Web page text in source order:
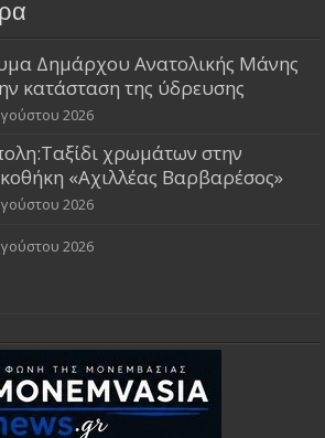
Δημάρχου Ανατολικής Μάνης
κατάσταση της ύδρευσης
2026
χρωμάτων στην
«Αχιλλέας Βαρβαρέσος»
2026
2026